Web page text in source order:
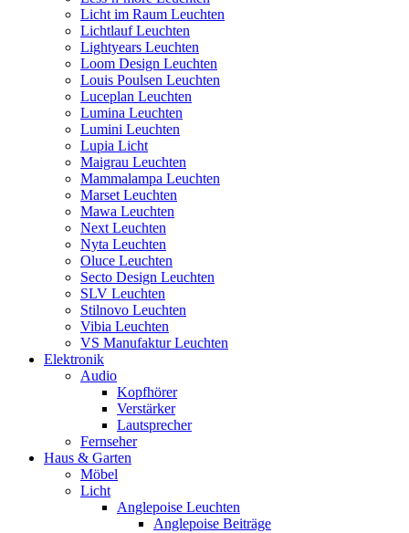
Licht im Raum Leuchten
Lichtlauf Leuchten
Lightyears Leuchten
Loom Design Leuchten
Louis Poulsen Leuchten
Luceplan Leuchten
Lumina Leuchten
Lumini Leuchten
Lupia Licht
Maigrau Leuchten
Mammalampa Leuchten
Marset Leuchten
Mawa Leuchten
Next Leuchten
Nyta Leuchten
Oluce Leuchten
Secto Design Leuchten
SLV Leuchten
Stilnovo Leuchten
Vibia Leuchten
VS Manufaktur Leuchten
Elektronik
Audio
Kopfhörer
Verstärker
Lautsprecher
Fernseher
Haus & Garten
Möbel
Licht
Anglepoise Leuchten
Anglepoise Beiträge